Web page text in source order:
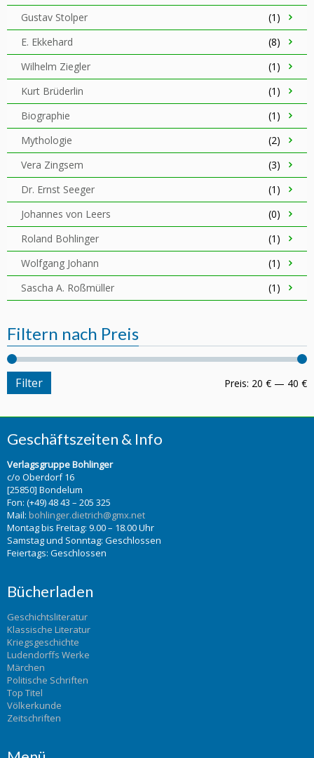
Gustav Stolper
(1)
E. Ekkehard
(8)
Wilhelm Ziegler
(1)
Kurt Brüderlin
(1)
Biographie
(1)
Mythologie
(2)
Vera Zingsem
(3)
Dr. Ernst Seeger
(1)
Johannes von Leers
(0)
Roland Bohlinger
(1)
Wolfgang Johann
(1)
Sascha A. Roßmüller
(1)
Filtern nach Preis
Filter Preis: 20 € — 40 €
Geschäftszeiten & Info
Verlagsgruppe Bohlinger
c/o Oberdorf 16
[25850] Bondelum
Fon: (+49) 48 43 – 205 325
Mail: bohlinger.dietrich@gmx.net
Montag bis Freitag: 9.00 – 18.00 Uhr
Samstag und Sonntag: Geschlossen
Feiertags: Geschlossen
Bücherladen
Geschichtsliteratur
Klassische Literatur
Kriegsgeschichte
Ludendorffs Werke
Märchen
Politische Schriften
Top Titel
Völkerkunde
Zeitschriften